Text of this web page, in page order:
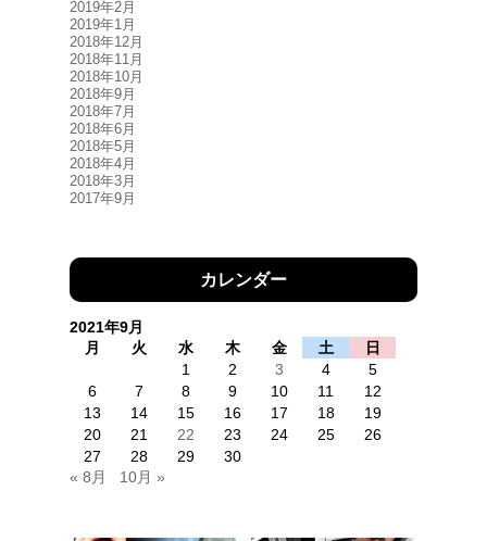
2019年2月
2019年1月
2018年12月
2018年11月
2018年10月
2018年9月
2018年7月
2018年6月
2018年5月
2018年4月
2018年3月
2017年9月
カレンダー
2021年9月
月
火 水 木 金 土
日
1
2 3 4
5
6
7 8 9 10 11
12
13
14 15 16 17 18
19
20
21 22 23 24 25
26
27
28 29
30
« 8月
10月 »